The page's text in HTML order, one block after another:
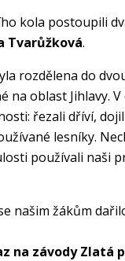
kola postoupili
Tvarůžková.
rozdělena do
na oblast Jihlavy.
řezali dříví,
lesníky.
používali naši
našim žákům
na závody Zlatá